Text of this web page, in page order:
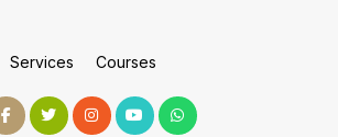
Services Courses